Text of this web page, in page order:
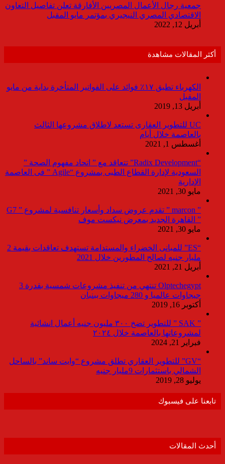
جمعية رجال الأعمال المصريين الأفارقة تعلن تفاصيل التعاون
الاقتصادي المصري النيجيري بمؤتمر مايو المقبل
أبريل 12, 2022
أكثر المقالات مشاهدة
الكهرباء تطبق ١٧٪ فوائد على الفواتير المتأخرة بداية من مايو
المقبل
أبريل 13, 2019
UC للتطوير العقارى تستعد لاطلاق مشروعها الثالث
بالعاصمة خلال أيام
أغسطس 1, 2021
“Radix Development” تتعاقد مع ” اتحاد مفهوم الصحة ”
السعودية لإدارة القطاع الطبى بمشروع “Agile ” فى العاصمة
الإدارية
مايو 30, 2021
” marcon ” تقدم عروض سداد وأسعار تنافسية لمشروع ” G7
” القاهرة الجديد بمعرض نيكست موف
مايو 30, 2021
“ES” للمبانى الخضراء والمستدامة تستهدف تعاقدات بقيمة 2
مليار جنيه لصالح المطورين خلال 2021
أبريل 21, 2021
Olptechegypt تنتهي من تنفيذ مشروعات شمسية بقدرة 3
جيجاوات عالميا و 280 ميجاوات ببنبان
أكتوبر 16, 2019
” SAK ” للتطوير تضخ ٣٠٠ مليون جنيه أعمال انشائية
لمشروعاتها بالعاصمة خلال ٢٠٢٤
فبراير 21, 2024
“GV” للتطوير العقاري تطلق مشروع “وايت ساند” بالساحل
الشمالي باستثمارات 9مليار جنيه
يوليو 28, 2019
تابعنا على فيسبوك
أحدث المقالات